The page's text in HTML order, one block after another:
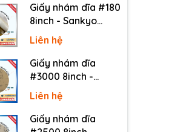
Giấy nhám dĩa #180
8inch - Sankyo
(Nhật) - Có keo
(PSA)
Liên hệ
Giấy nhám dĩa
#3000 8inch -
Sankyo (Nhật) -
Không keo
Liên hệ
Giấy nhám dĩa